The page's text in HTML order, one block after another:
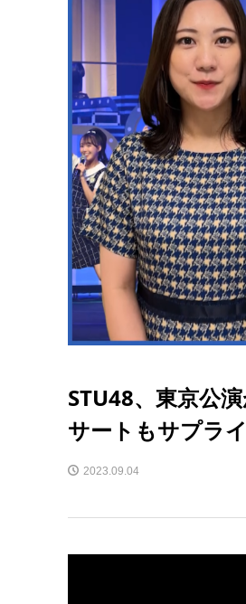
STU48、東京公
サートもサプラ
2023.09.04